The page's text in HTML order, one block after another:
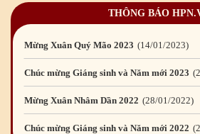
THÔNG BÁO
Mừng Xuân Quý Mão 2023 14/01/2023
Chúc mừng Giáng sinh và Năm mới 2023
Mừng Xuân Nhâm Dần 2022 28/01 /2022
Chúc mừng Giáng sinh và Năm mới 2022
Mừng Xuân Tân Sửu 2021 10/02/2021